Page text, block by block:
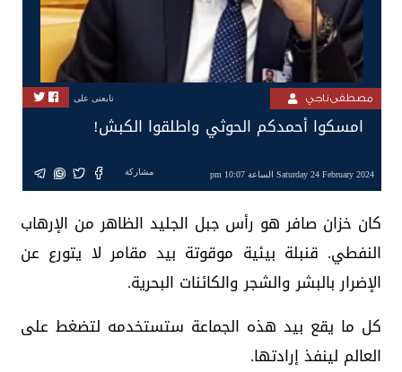
مصطفى ناجي تابعنى على
امسكوا أحمدكم الحوثي واطلقوا الكبش!
Saturday 24 February 2024 الساعة 10:07 pm مشاركة
كان خزان صافر هو رأس جبل الجليد الظاهر من الإرهاب
النفطي. قنبلة بيئية موقوتة بيد مقامر لا يتورع عن
الإضرار بالبشر والشجر والكائنات البحرية.
كل ما يقع بيد هذه الجماعة ستستخدمه لتضغط على
العالم لينفذ إرادتها.